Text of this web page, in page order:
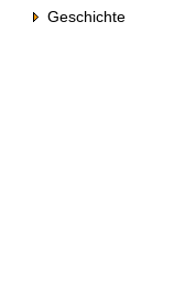
Geschichte